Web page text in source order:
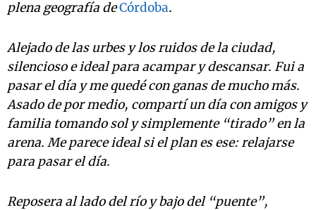
plena geografía deCórdoba.
Alejado de las urbes y los ruidos de la ciudad,
silencioso e ideal para acampar y descansar. Fui a
pasar el día y me quedé con ganas de mucho más.
Asado de por medio, compartí un día con amigos y
familia tomando sol y simplemente “tirado” en la
arena. Me parece ideal si el plan es ese: relajarse
para pasar el día.
Reposera al lado del río y bajo del “puente”,